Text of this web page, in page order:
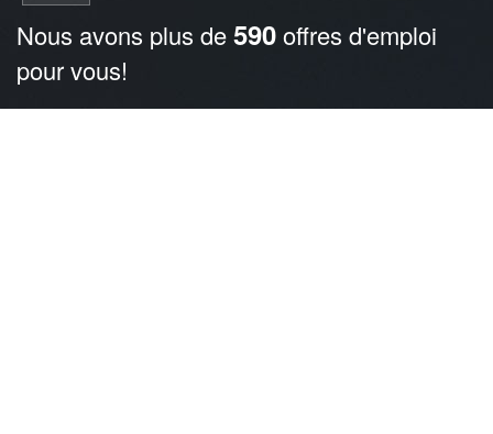
Nous avons plus de590offres d'emploi
pour vous!